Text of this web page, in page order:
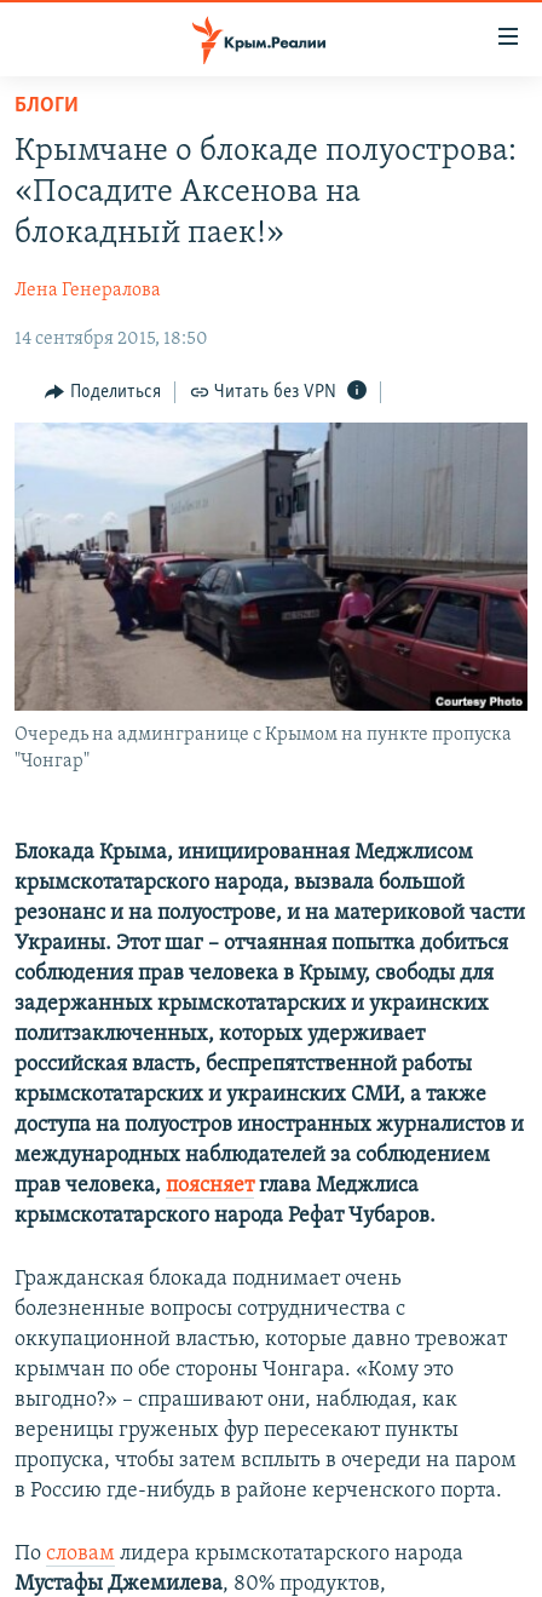
Вернуться
основному
содержанию
Вернутся
главной
навигации
Вернутся
поиску
СПЕЦПРОЕКТЫ
11 ЛЕТ ОККУПАЦИИ КРЫМА. 11 ИСТОРИЙ СОПРОТИВЛЕНИЯ
ВОДА
ЕЩЕ
ИНТЕРАКТИВ
ИНФОГРАФИКА
ТЕЛЕПРОЕКТ КРЫМ.РЕАЛИИ
СОВЕТЫ ПРАВОЗАЩИТНИКОВ
ПРОПАВШИЕ БЕЗ ВЕСТИ
ПОБЕДИТЕЛЕЙ НЕ СУДЯТ?
КРЫМ.НЕПОКОРЕННЫЙ
ELIFBE
УКРАИНСКАЯ ПРОБЛЕМА КРЫМА
РАДІО СВОБОДА
КАК ОБОЙТИ БЛОКИРОВКУ
ПРИСОЕДИНЯЙТЕСЬ!
Все сайты RFE/RL
БЛОГИ
Крымчане о блокаде полуострова:
«Посадите Аксенова на
блокадный паек!»
Лена Генералова
14 сентября 2015, 18:50
Поделиться Читать без VPN
Очередь на админгранице с Крымом на пункте пропуска
"Чонгар"
Блокада Крыма, инициированная Меджлисом
крымскотатарского народа, вызвала большой
резонанс и на полуострове, и на материковой части
Украины. Этот шаг – отчаянная попытка добиться
соблюдения прав человека в Крыму, свободы для
задержанных крымскотатарских и украинских
политзаключенных, которых удерживает
российская власть, беспрепятственной работы
крымскотатарских и украинских СМИ, а также
доступа на полуостров иностранных журналистов и
международных наблюдателей за соблюдением
прав человека, поясняетглава Меджлиса
крымскотатарского народа Рефат Чубаров.
Гражданская блокада поднимает очень
болезненные вопросы сотрудничества с
оккупационной властью, которые давно тревожат
крымчан по обе стороны Чонгара. «Кому это
выгодно?» – спрашивают они, наблюдая, как
вереницы груженых фур пересекают пункты
пропуска, чтобы затем всплыть в очереди на паром
в Россию где-нибудь в районе керченского порта.
По словам лидера крымскотатарского народа
Мустафы Джемилева, 80% продуктов,